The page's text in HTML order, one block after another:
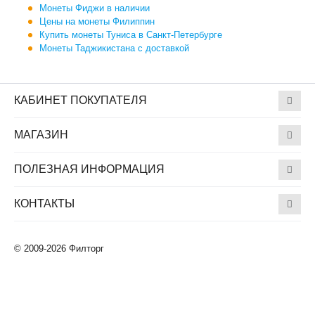
Монеты Фиджи в наличии
Цены на монеты Филиппин
Купить монеты Туниса в Санкт-Петербурге
Монеты Таджикистана с доставкой
КАБИНЕТ ПОКУПАТЕЛЯ
МАГАЗИН
ПОЛЕЗНАЯ ИНФОРМАЦИЯ
КОНТАКТЫ
© 2009-2026 Филторг